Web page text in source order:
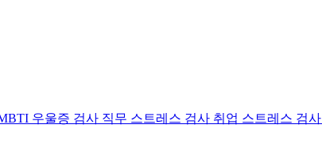
우울증 검사 직무 스트레스 검사 취업 스트레스 검사